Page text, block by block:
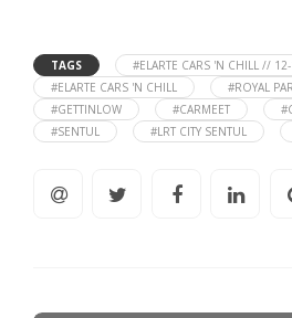
TAGS
#ELARTE CARS 'N CHILL //
#ELARTE CARS 'N CHILL
#ROYAL
#GETTINLOW
#CARMEET
#SENTUL
#LRT CITY SENTUL